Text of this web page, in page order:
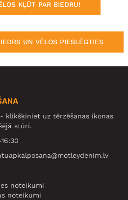
KĻŪT PAR BIEDRU!
UN VĒLOS PIESLĒGTIES
klikšķiniet uz tērzēšanas ikonas
stūrī.
noteikumi
noteikumi